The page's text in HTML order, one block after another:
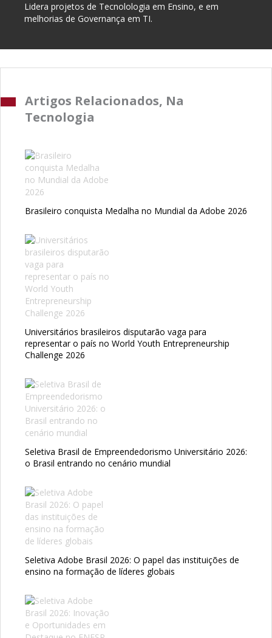
Lidera projetos de Tecnolologia em Ensino, e em
melhorias de Governança em TI.
Artigos Relacionados, Na
Tecnologia
Brasileiro conquista Medalha no Mundial da Adobe 2026
Universitários brasileiros disputarão vaga para
representar o país no World Youth Entrepreneurship
Challenge 2026
Seletiva Brasil de Empreendedorismo Universitário 2026:
o Brasil entrando no cenário mundial
Seletiva Adobe Brasil 2026: O papel das instituições de
ensino na formação de líderes globais